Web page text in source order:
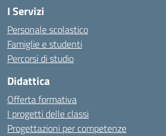
I Servizi
Personale scolastico
Famiglie e studenti
Percorsi di studio
Didattica
Offerta formativa
I progetti delle classi
Progettazioni per competenze